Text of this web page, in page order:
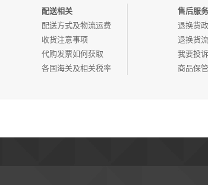
配送相关
配送方式及物流运费
收货注意事项
代购发票如何获取
各国海关及相关税率
售后服务
退换货
退换货
我要投诉
商品保